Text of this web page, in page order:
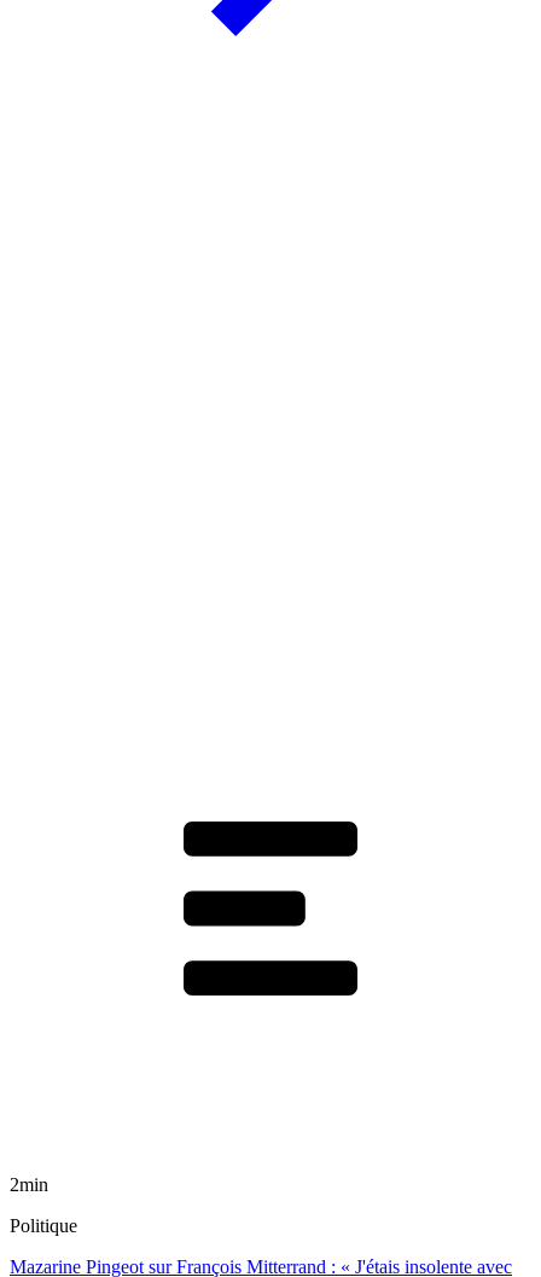
2min
Politique
Mazarine Pingeot sur François Mitterrand : « J'étais insolente avec